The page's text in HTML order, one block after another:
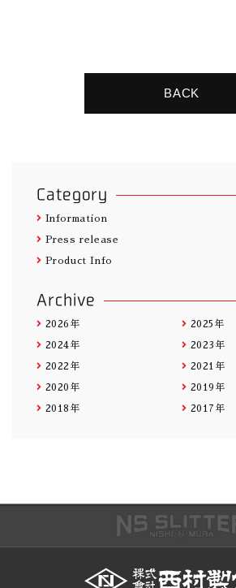
BACK
Category
Information
Press release
Product Info
Archive
2026年 2025年
2024年 2023年
2022年 2021年
2020年 2019年
2018年 2017年